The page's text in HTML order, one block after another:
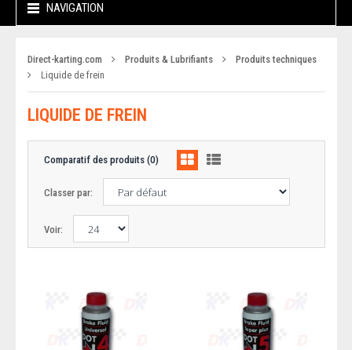
NAVIGATION
Direct-karting.com Produits & Lubrifiants
Produits techniques
Liquide de frein
LIQUIDE DE FREIN
Comparatif des produits (0)
Classer par:
Voir: